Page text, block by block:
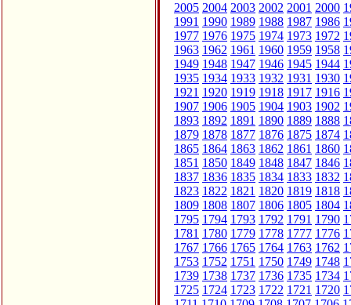
2005 2004 2003 2002 2001 2000
1991 1990 1989 1988 1987 1986
1977 1976 1975 1974 1973 1972
1963 1962 1961 1960 1959 1958
1949 1948 1947 1946 1945 1944
1935 1934 1933 1932 1931 1930
1921 1920 1919 1918 1917 1916
1907 1906 1905 1904 1903 1902
1893 1892 1891 1890 1889 1888
1879 1878 1877 1876 1875 1874
1865 1864 1863 1862 1861 1860
1851 1850 1849 1848 1847 1846
1837 1836 1835 1834 1833 1832
1823 1822 1821 1820 1819 1818
1809 1808 1807 1806 1805 1804
1795 1794 1793 1792 1791 1790
1781 1780 1779 1778 1777 1776
1767 1766 1765 1764 1763 1762
1753 1752 1751 1750 1749 1748
1739 1738 1737 1736 1735 1734
1725 1724 1723 1722 1721 1720